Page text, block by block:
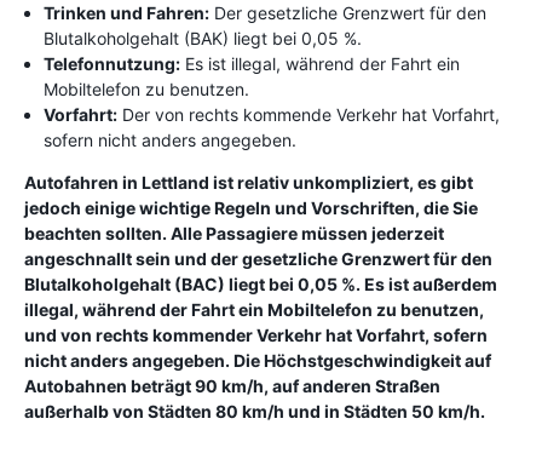
Trinken und Fahren: Der gesetzliche Grenzwert für den
Blutalkoholgehalt (BAK) liegt bei 0,05 %.
Telefonnutzung: Es ist illegal, während der Fahrt ein
Mobiltelefon zu benutzen.
Vorfahrt: Der von rechts kommende Verkehr hat Vorfahrt,
sofern nicht anders angegeben.
Autofahren in Lettland ist relativ unkompliziert, es gibt
jedoch einige wichtige Regeln und Vorschriften, die Sie
beachten sollten. Alle Passagiere müssen jederzeit
angeschnallt sein und der gesetzliche Grenzwert für den
Blutalkoholgehalt (BAC) liegt bei 0,05 %. Es ist außerdem
illegal, während der Fahrt ein Mobiltelefon zu benutzen,
und von rechts kommender Verkehr hat Vorfahrt, sofern
nicht anders angegeben. Die Höchstgeschwindigkeit auf
Autobahnen beträgt 90 km/h, auf anderen Straßen
außerhalb von Städten 80 km/h und in Städten 50 km/h.